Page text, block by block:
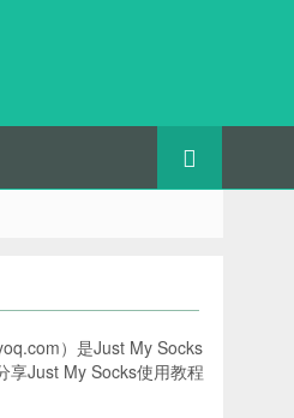
）是Just My Socks
享Just My Socks使用教程